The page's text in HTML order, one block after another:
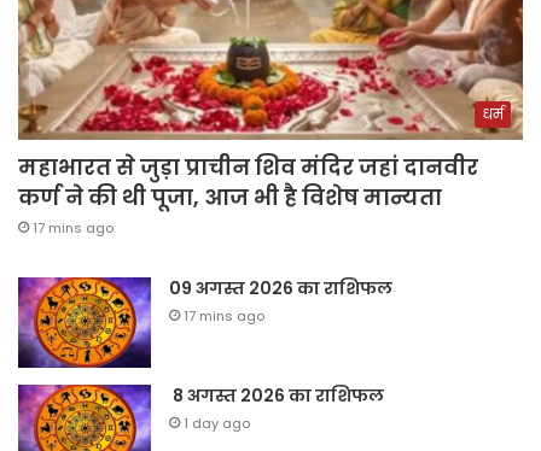
धर्म
महाभारत से जुड़ा प्राचीन शिव मंदिर जहां दानवीर
कर्ण ने की थी पूजा, आज भी है विशेष मान्यता
17 mins ago
09 अगस्त 2026 का राशिफल
17 mins ago
8 अगस्त 2026 का राशिफल
1 day ago